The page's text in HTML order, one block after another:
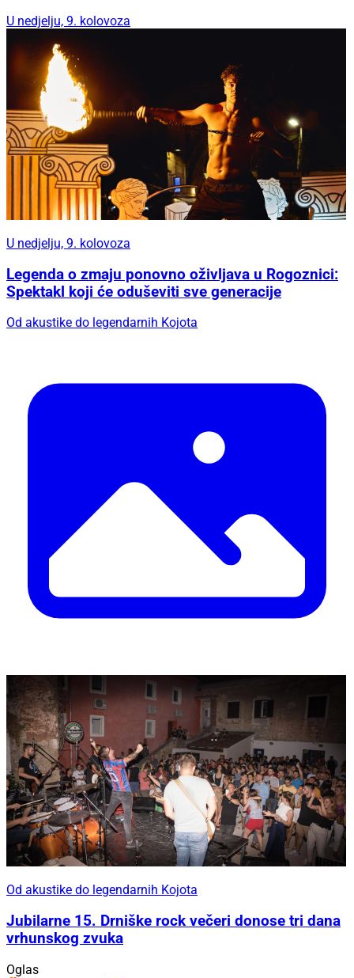
U nedjelju, 9. kolovoza
U nedjelju, 9. kolovoza
Legenda o zmaju ponovno oživljava u Rogoznici:
Spektakl koji će oduševiti sve generacije
Od akustike do legendarnih Kojota
Od akustike do legendarnih Kojota
Jubilarne 15. Drniške rock večeri donose tri dana
vrhunskog zvuka
Oglas